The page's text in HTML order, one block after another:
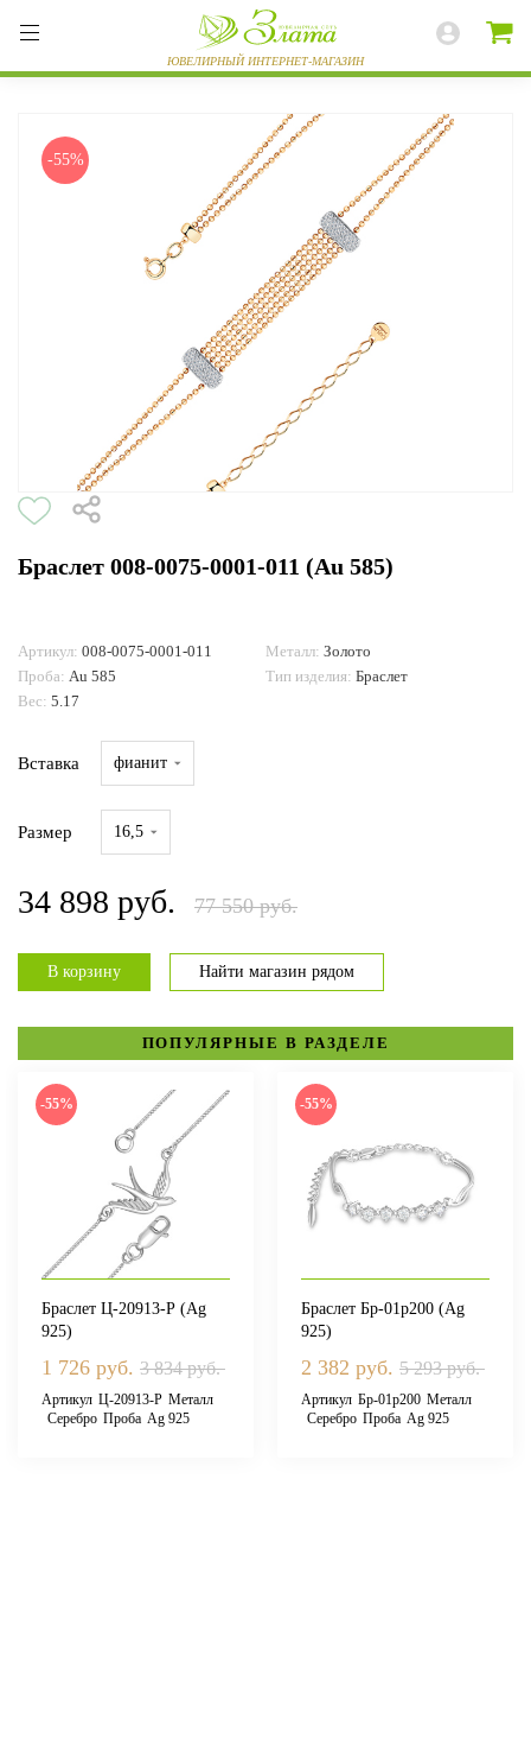
ВЕСЬ КАТАЛОГ
РАЗНОЕ
ДОСТАВКА И ОПЛАТА
-55%
Браслет 008-0075-0001-011 (Au 585)
Артикул: 008-0075-0001-011 Металл: Золото
Проба: Au 585 Тип изделия: Браслет
Вес: 5.17
Вставка фианит
Размер 16,5
34 898 руб. 77 550 руб.
В корзину Найти магазин рядом
ПОПУЛЯРНЫЕ В РАЗДЕЛЕ
-55%
Браслет Ц-20913-Р (Ag
925)
1 726 руб. 3 834 руб.
Артикул Ц-20913-Р Металл
Серебро Проба Ag 925
-55%
Браслет Бр-01р200 (Ag
925)
2 382 руб. 5 293 руб.
Артикул Бр-01р200 Металл
Серебро Проба Ag 925